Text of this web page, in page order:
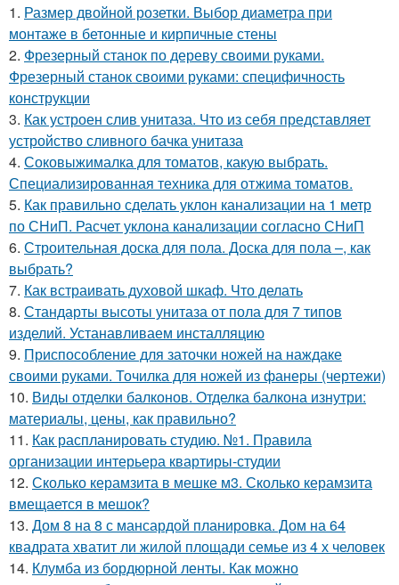
1. Размер двойной розетки. Выбор диаметра при
монтаже в бетонные и кирпичные стены
2. Фрезерный станок по дереву своими руками.
Фрезерный станок своими руками: специфичность
конструкции
3. Как устроен слив унитаза. Что из себя представляет
устройство сливного бачка унитаза
4. Соковыжималка для томатов, какую выбрать.
Специализированная техника для отжима томатов.
5. Как правильно сделать уклон канализации на 1 метр
по СНиП. Расчет уклона канализации согласно СНиП
6. Строительная доска для пола. Доска для пола –, как
выбрать?
7. Как встраивать духовой шкаф. Что делать
8. Стандарты высоты унитаза от пола для 7 типов
изделий. Устанавливаем инсталляцию
9. Приспособление для заточки ножей на наждаке
своими руками. Точилка для ножей из фанеры (чертежи)
10. Виды отделки балконов. Отделка балкона изнутри:
материалы, цены, как правильно?
11. Как распланировать студию. №1. Правила
организации интерьера квартиры-студии
12. Сколько керамзита в мешке м3. Сколько керамзита
вмещается в мешок?
13. Дом 8 на 8 с мансардой планировка. Дом на 64
квадрата хватит ли жилой площади семье из 4 х человек
14. Клумба из бордюрной ленты. Как можно